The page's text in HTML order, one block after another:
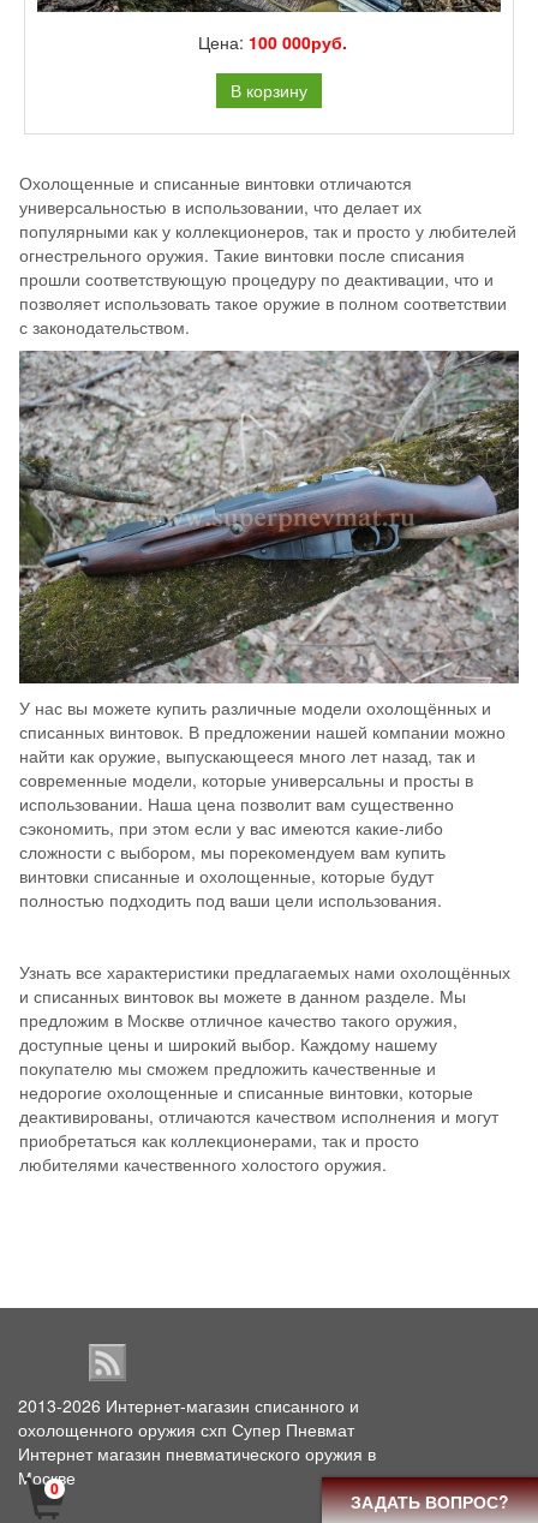
0
Цена: 100 000руб.
В корзину
Охолощенные и списанные винтовки отличаются
универсальностью в использовании, что делает их
популярными как у коллекционеров, так и просто у любителей
огнестрельного оружия. Такие винтовки после списания
прошли соответствующую процедуру по деактивации, что и
позволяет использовать такое оружие в полном соответствии
с законодательством.
У нас вы можете купить различные модели охолощённых и
списанных винтовок. В предложении нашей компании можно
найти как оружие, выпускающееся много лет назад, так и
современные модели, которые универсальны и просты в
использовании. Наша цена позволит вам существенно
сэкономить, при этом если у вас имеются какие-либо
сложности с выбором, мы порекомендуем вам купить
винтовки списанные и охолощенные, которые будут
полностью подходить под ваши цели использования.
Узнать все характеристики предлагаемых нами охолощённых
и списанных винтовок вы можете в данном разделе. Мы
предложим в Москве отличное качество такого оружия,
доступные цены и широкий выбор. Каждому нашему
покупателю мы сможем предложить качественные и
недорогие охолощенные и списанные винтовки, которые
деактивированы, отличаются качеством исполнения и могут
приобретаться как коллекционерами, так и просто
любителями качественного холостого оружия.
2013-2026 Интернет-магазин списанного и
охолощенного оружия схп Супер Пневмат
Интернет магазин пневматического оружия в
Москве
ЗАДАТЬ ВОПРОС?